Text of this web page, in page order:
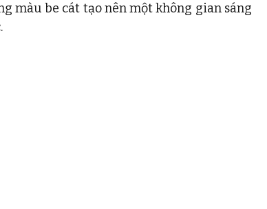
màu be cát tạo nên một không gian sáng